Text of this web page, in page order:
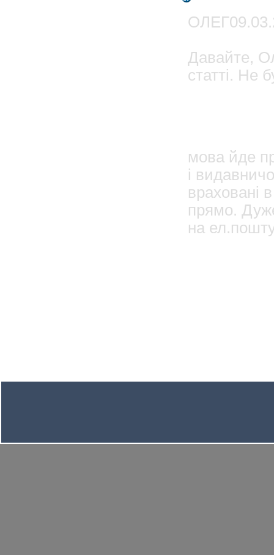
Давайте,
статті. Не
мова йде
і
враховані
прямо. Дуже
на